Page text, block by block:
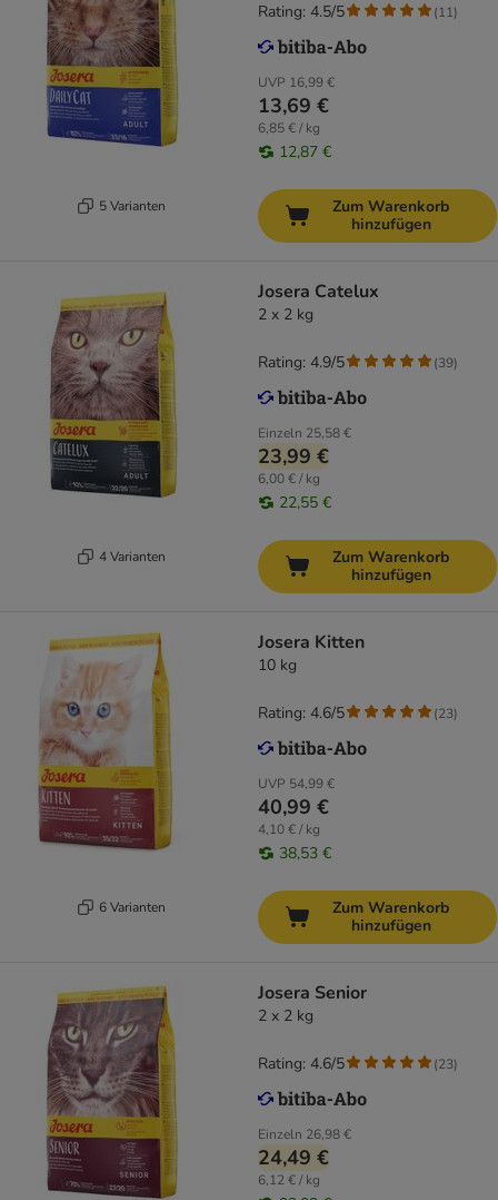
5 Varianten
UVP 16,99 €
13,69 €
6,85 € / kg
12,87 €
Rating: 4.5/5 (11)
Zum Warenkorb
hinzufügen
4 Varianten
Josera Catelux
2 x 2 kg
Einzeln 25,58 €
23,99 €
6,00 € / kg
22,55 €
Rating: 4.9/5 (39)
Zum Warenkorb
hinzufügen
6 Varianten
Josera Kitten
10 kg
UVP 54,99 €
40,99 €
4,10 € / kg
38,53 €
Rating: 4.6/5 (23)
Zum Warenkorb
hinzufügen
Josera Senior
2 x 2 kg
Einzeln 26,98 €
24,49 €
6,12 € / kg
Rating: 4.6/5 (23)